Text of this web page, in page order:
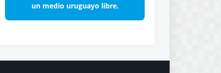
un medio uruguayo libre.